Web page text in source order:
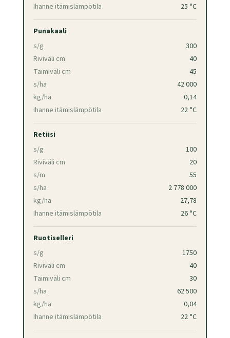
Ihanne itämislämpötila
25 °C
Punakaali
s/g
300
Riviväli cm
40
Taimiväli cm
45
s/ha
42 000
kg/ha
0,14
Ihanne itämislämpötila
22 °C
Retiisi
s/g
100
Riviväli cm
20
s/m
55
s/ha
2 778 000
kg/ha
27,78
Ihanne itämislämpötila
26 °C
Ruotiselleri
s/g
1750
Riviväli cm
40
Taimiväli cm
30
s/ha
62 500
kg/ha
0,04
Ihanne itämislämpötila
22 °C